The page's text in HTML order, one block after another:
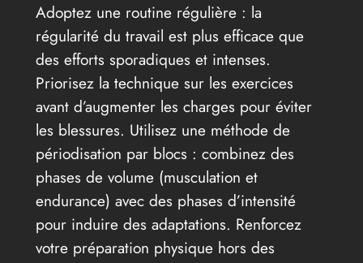
Adoptez une routine régulière : la
régularité du travail est plus efficace que
des efforts sporadiques et intenses.
Priorisez la technique sur les exercices
avant d’augmenter les charges pour éviter
les blessures. Utilisez une méthode de
périodisation par blocs : combinez des
phases de volume (musculation et
endurance) avec des phases d’intensité
pour induire des adaptations. Renforcez
votre préparation physique hors des